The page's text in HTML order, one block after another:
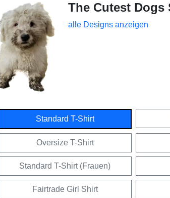
The Cutest Dogs
alle Designs anzeigen
Standard T-Shirt
Oversize T-Shirt
Standard T-Shirt (Frauen)
Fairtrade Girl Shirt